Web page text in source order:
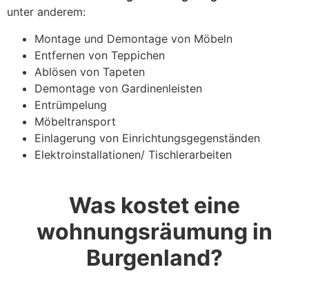
unter anderem:
Montage und Demontage von Möbeln
Entfernen von Teppichen
Ablösen von Tapeten
Demontage von Gardinenleisten
Entrümpelung
Möbeltransport
Einlagerung von Einrichtungsgegenständen
Elektroinstallationen/ Tischlerarbeiten
Was kostet eine
wohnungsräumung in
Burgenland?